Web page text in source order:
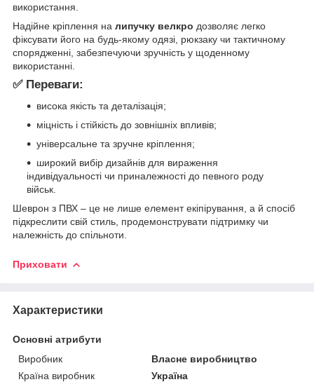
використання.
Надійне кріплення на липучку велкро дозволяє легко
фіксувати його на будь-якому одязі, рюкзаку чи тактичному
спорядженні, забезпечуючи зручність у щоденному
використанні.
✅ Переваги:
висока якість та деталізація;
міцність і стійкість до зовнішніх впливів;
універсальне та зручне кріплення;
широкий вибір дизайнів для вираження
індивідуальності чи приналежності до певного роду
військ.
Шеврон з ПВХ – це не лише елемент екіпірування, а й спосіб
підкреслити свій стиль, продемонструвати підтримку чи
належність до спільноти.
Приховати
Характеристики
Основні атрибути
Виробник
Власне виробництво
Країна виробник
Україна